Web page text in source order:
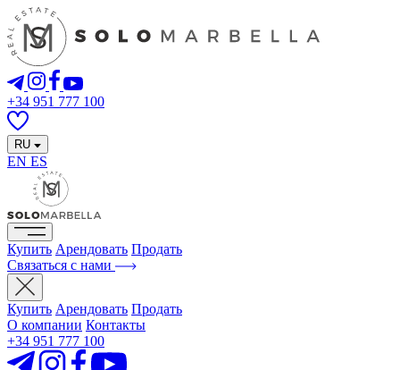
+34 951 777 100
RU
EN ES
Купить Арендовать Продать
Связаться с нами
Купить Арендовать Продать
О компании Контакты
+34 951 777 100